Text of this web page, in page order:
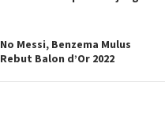
No Messi, Benzema Mulus
Rebut Balon d’Or 2022